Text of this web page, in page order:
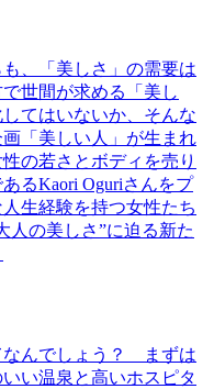
、「美しさ」の需要は
世間が求める「美し
てはいないか、そんな
「美しい人」が生まれ
の若さとボディを売り
るKaori Oguriさんをプ
生経験を持つ女性たち
人の美しさ”に迫る新た
なんでしょう？ まずは
い温泉と高いホスピタ